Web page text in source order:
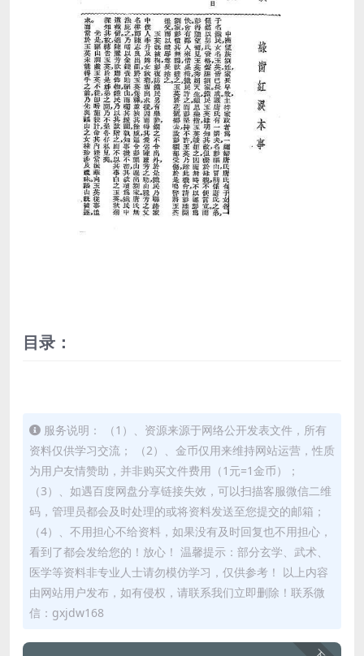
目录：
服务说明： （1）、资源来源于网络公开发表文件，所有
资料仅供学习交流； （2）、金币仅用来维持网站运营，性质
为用户友情赞助，并非购买文件费用（1元=1金币）；
（3）、如遇百度网盘分享链接失效，可以扫描客服微信二维
码，管理员都会及时处理的或将资料发送至您提交的邮箱；
（4）、不用担心不给资料，如果没有及时回复也不用担心，
看到了都会发给您的！放心！ 温馨提示：部分玄学、武术、
医学等资料非专业人士请勿模仿学习，仅供参考！ 以上内容
由网站用户发布，如有侵权，请联系我们立即删除！联系微
信：gxjdw168